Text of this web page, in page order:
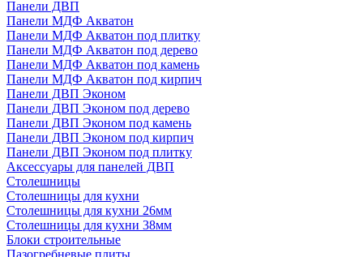
Панели ДВП
Панели МДФ Акватон
Панели МДФ Акватон под плитку
Панели МДФ Акватон под дерево
Панели МДФ Акватон под камень
Панели МДФ Акватон под кирпич
Панели ДВП Эконом
Панели ДВП Эконом под дерево
Панели ДВП Эконом под камень
Панели ДВП Эконом под кирпич
Панели ДВП Эконом под плитку
Аксессуары для панелей ДВП
Столешницы
Столешницы для кухни
Столешницы для кухни 26мм
Столешницы для кухни 38мм
Блоки строительные
Пазогребневые плиты